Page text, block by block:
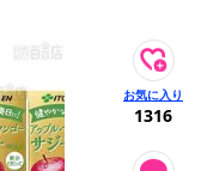
1316